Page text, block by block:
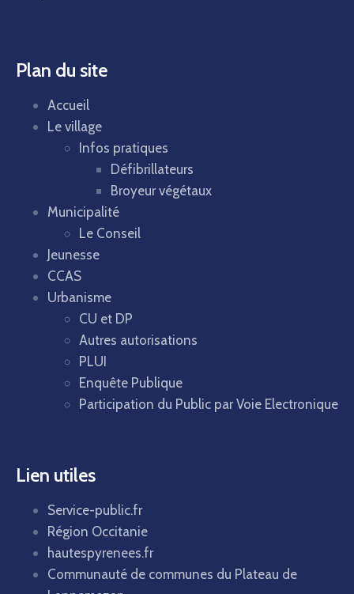
Plan du site
Accueil
Le village
Infos pratiques
Défibrillateurs
Broyeur végétaux
Municipalité
Le Conseil
Jeunesse
CCAS
Urbanisme
CU et DP
Autres autorisations
PLUI
Enquête Publique
Participation du Public par Voie Electronique
Lien utiles
Service-public.fr
Région Occitanie
hautespyrenees.fr
Communauté de communes du Plateau de